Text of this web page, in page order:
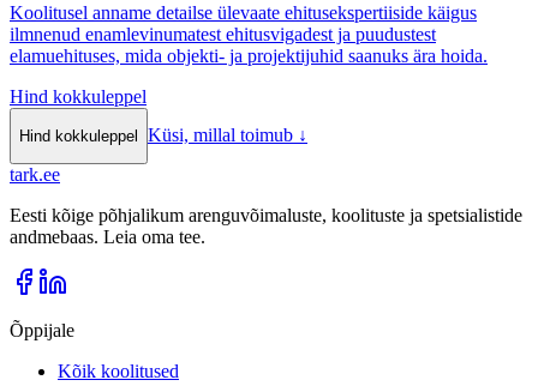
Koolitusel anname detailse ülevaate ehitusekspertiiside käigus
ilmnenud enamlevinumatest ehitusvigadest ja puudustest
elamuehituses, mida objekti- ja projektijuhid saanuks ära hoida.
Hind kokkuleppel
Hind kokkuleppel Küsi, millal toimub ↓
tark.ee
Eesti kõige põhjalikum arenguvõimaluste, koolituste ja spetsialistide
andmebaas. Leia oma tee.
Õppijale
Kõik koolitused